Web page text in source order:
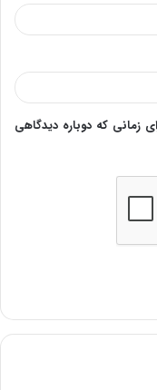
زمانی که دوباره دیدگاهی